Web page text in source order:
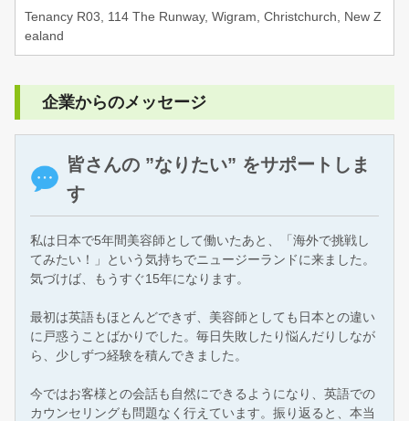
Tenancy R03, 114 The Runway, Wigram, Christchurch, New Z
ealand
企業からのメッセージ
皆さんの ”なりたい” をサポートしま
す
私は日本で5年間美容師として働いたあと、「海外で挑戦し
てみたい！」という気持ちでニュージーランドに来ました。
気づけば、もうすぐ15年になります。
最初は英語もほとんどできず、美容師としても日本との違い
に戸惑うことばかりでした。毎日失敗したり悩んだりしなが
ら、少しずつ経験を積んできました。
今ではお客様との会話も自然にできるようになり、英語での
カウンセリングも問題なく行えています。振り返ると、本当